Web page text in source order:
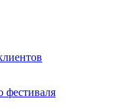
фестиваля